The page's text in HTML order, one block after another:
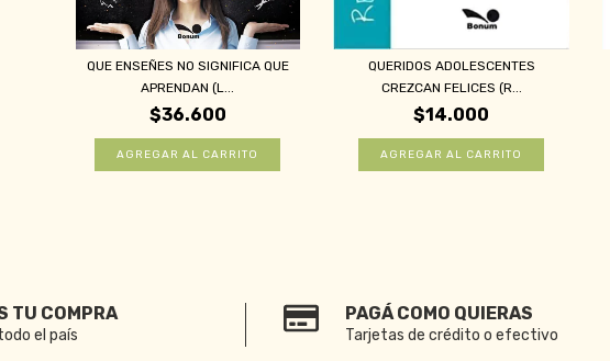
QUE ENSEÑES NO SIGNIFICA QUE
APRENDAN (L...
$36.600
QUERIDOS ADOLESCENTES
CREZCAN FELICES (R...
$14.000
TU COMPRA
el país
PAGÁ COMO QUIERAS
Tarjetas de crédito o efectivo